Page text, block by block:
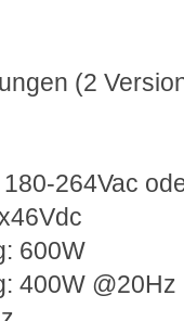
(2
264Vac
600W
400W @20Hz